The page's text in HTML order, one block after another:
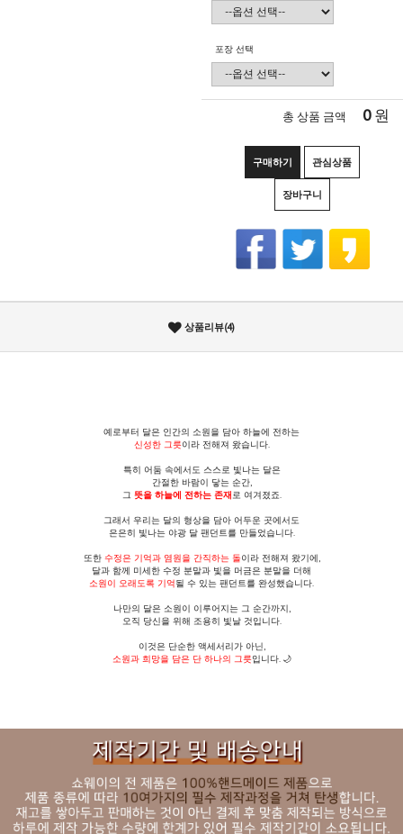
포장 선택
총 상품 금액 0원
구매하기 관심상품
장바구니
상품리뷰(4)
예로부터 달은 인간의 소원을 담아 하늘에 전하는
신성한 그릇이라 전해져 왔습니다.
특히 어둠 속에서도 스스로 빛나는 달은
간절한 바람이 닿는 순간,
그 뜻을 하늘에 전하는 존재로 여겨졌죠.
그래서 우리는 달의 형상을 담아 어두운 곳에서도
은은히 빛나는 야광 달 팬던트를 만들었습니다.
또한 수정은 기억과 염원을 간직하는 돌이라 전해져 왔기에,
달과 함께 미세한 수정 분말과 빛을 머금은 분말을 더해
소원이 오래도록 기억될 수 있는 팬던트를 완성했습니다.
나만의 달은 소원이 이루어지는 그 순간까지,
오직 당신을 위해 조용히 빛날 것입니다.
이것은 단순한 액세서리가 아닌,
소원과 희망을 담은 단 하나의 그릇입니다. 🌙